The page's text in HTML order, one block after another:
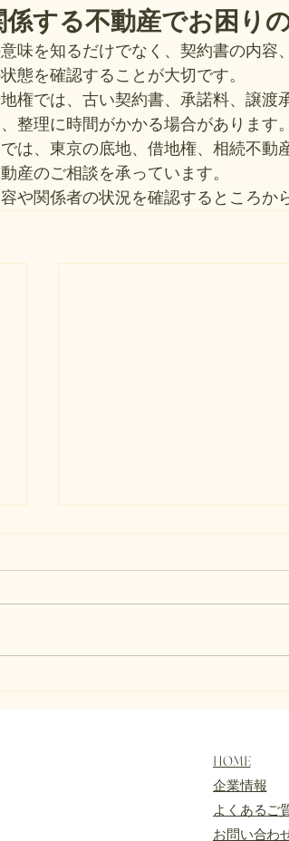
する不動産でお困り
味を知るだけでなく、契約書の内容
態を確認することが大切です。
権では、古い契約書、承諾料、譲渡
整理に時間がかかる場合があります。
は、東京の底地、借地権、相続不動
産のご相談を承っています。
や関係者の状況を確認するところか
現況測量とは
現況測量を一言でいうと 現況測
土地の売却、建替え、活用、相
の状態を確認するための測量で
す。 たとえば、土地の形、道路
との接し方、建物の位置、塀や
壁の位置、隣地との関係、面積
HOME
企業情報
よくあるご
お問い合わ